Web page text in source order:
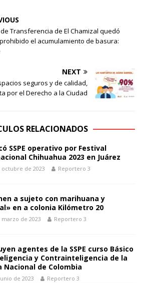
Transferencia de El Chamizal quedó
el acumulamiento de basura:
NEXT
seguros y de calidad,
por el Derecho a la Ciudad
RELACIONADOS
SSPE operativo por Festival
Chihuahua 2023 en Juárez
octubre de 2023 Reportero 3
a sujeto con marihuana y
en a colonia Kilómetro 20
marzo de 2023 Reportero 3
agentes de la SSPE curso Básico
y Contrainteligencia de la
Nacional de Colombia
de 2023 Reportero 3